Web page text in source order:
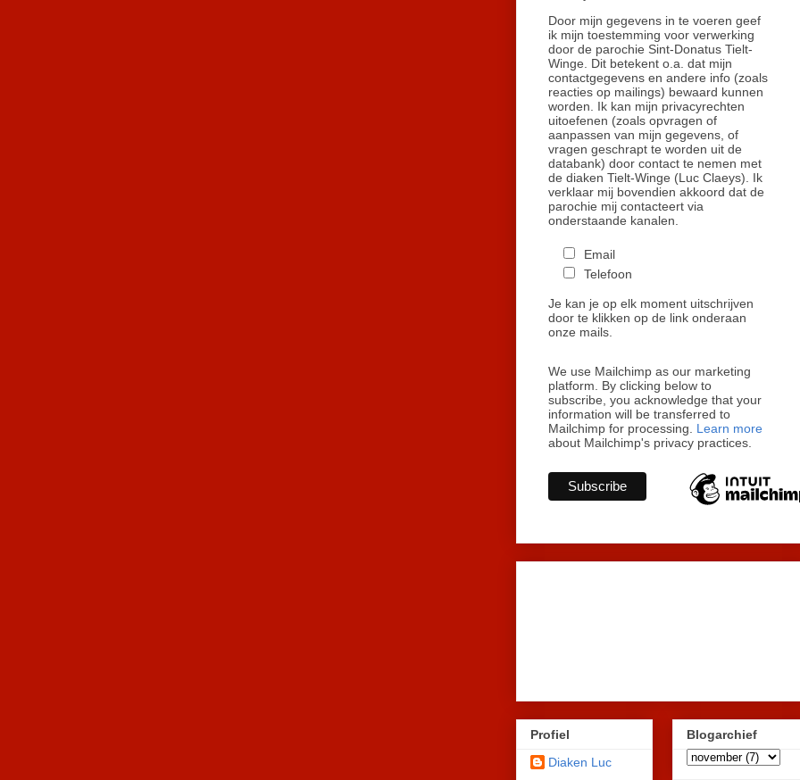
Door mijn gegevens in te voeren geef
ik mijn toestemming voor verwerking
door de parochie Sint-Donatus Tielt-
Winge. Dit betekent o.a. dat mijn
contactgegevens en andere info (zoals
reacties op mailings) bewaard kunnen
worden. Ik kan mijn privacyrechten
uitoefenen (zoals opvragen of
aanpassen van mijn gegevens, of
vragen geschrapt te worden uit de
databank) door contact te nemen met
de diaken Tielt-Winge (Luc Claeys). Ik
verklaar mij bovendien akkoord dat de
parochie mij contacteert via
onderstaande kanalen.
Email
Telefoon
Je kan je op elk moment uitschrijven
door te klikken op de link onderaan
onze mails.
We use Mailchimp as our marketing
platform. By clicking below to
subscribe, you acknowledge that your
information will be transferred to
Mailchimp for processing. Learn more
about Mailchimp's privacy practices.
Profiel
Diaken Luc
Blogarchief